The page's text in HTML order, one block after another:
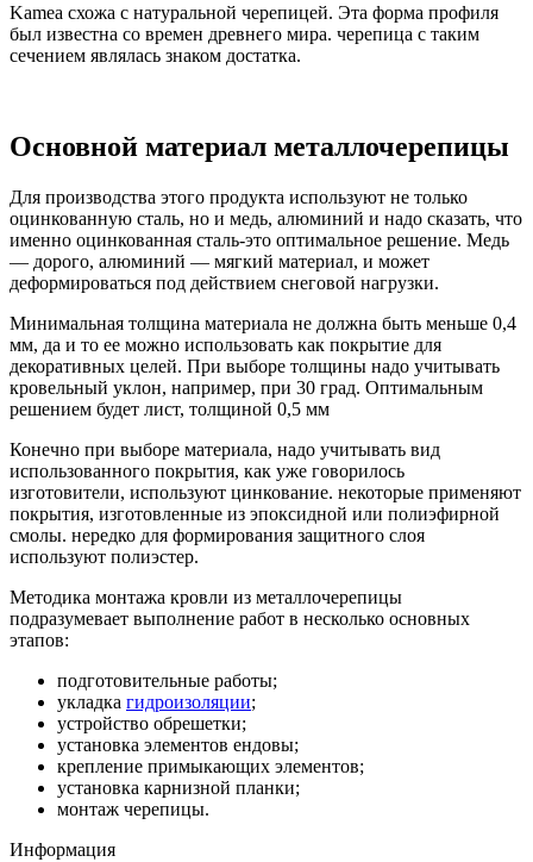
Kamea схожа с натуральной черепицей. Эта форма профиля
был известна со времен древнего мира. черепица с таким
сечением являлась знаком достатка.
Основной материал металлочерепицы
Для производства этого продукта используют не только
оцинкованную сталь, но и медь, алюминий и надо сказать, что
именно оцинкованная сталь-это оптимальное решение. Медь
— дорого, алюминий — мягкий материал, и может
деформироваться под действием снеговой нагрузки.
Минимальная толщина материала не должна быть меньше 0,4
мм, да и то ее можно использовать как покрытие для
декоративных целей. При выборе толщины надо учитывать
кровельный уклон, например, при 30 град. Оптимальным
решением будет лист, толщиной 0,5 мм
Конечно при выборе материала, надо учитывать вид
использованного покрытия, как уже говорилось
изготовители, используют цинкование. некоторые применяют
покрытия, изготовленные из эпоксидной или полиэфирной
смолы. нередко для формирования защитного слоя
используют полиэстер.
Методика монтажа кровли из металлочерепицы
подразумевает выполнение работ в несколько основных
этапов:
подготовительные работы;
укладка гидроизоляции;
устройство обрешетки;
установка элементов ендовы;
крепление примыкающих элементов;
установка карнизной планки;
монтаж черепицы.
Информация